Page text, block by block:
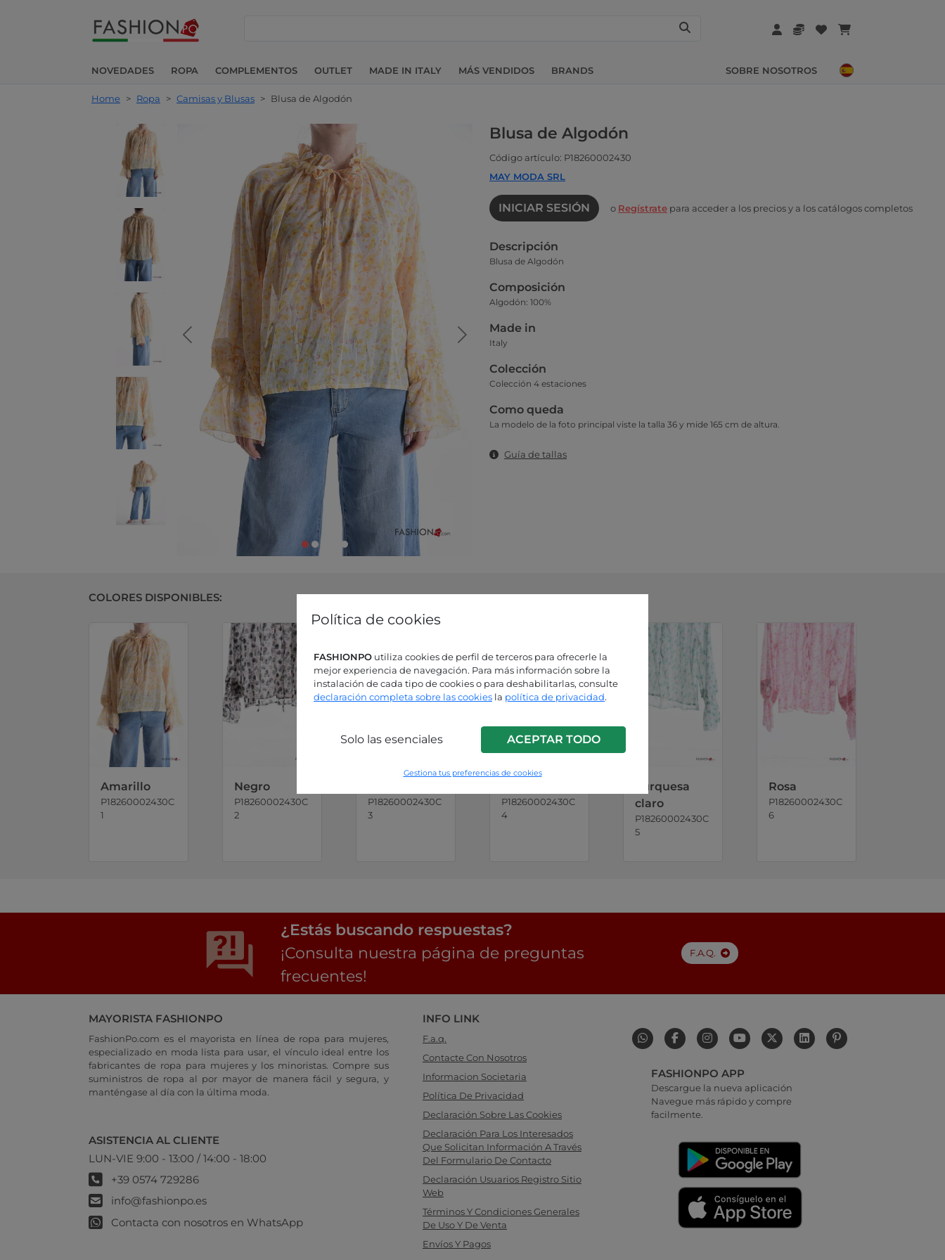
Política de cookies
FASHIONPO utiliza cookies de perfil de terceros para ofrecerle la
mejor experiencia de navegación. Para más información sobre la
instalación de cada tipo de cookies o para deshabilitarlas, consulte
declaración completa sobre las cookies la política de privacidad.
Solo las esenciales ACEPTAR TODO
Gestiona tus preferencias de cookies
NOVEDADES ROPA COMPLEMENTOS OUTLET MADE IN ITALY MÁS VENDIDOS BRANDS SOBRE NOSOTROS
Home > Ropa > Camisas y Blusas > Blusa de Algodón
Blusa de Algodón
Código artículo: P18260002430
MAY MODA SRL
INICIAR SESIÓN o Regístrate para acceder a los precios y a los catálogos completos
Descripción
Blusa de Algodón
Composición
Algodón: 100%
Made in
Italy
Colección
Colección 4 estaciones
Como queda
La modelo de la foto principal viste la talla 36 y mide 165 cm de altura.
Guía de tallas
COLORES DISPONIBLES:
Amarillo
P18260002430C
1
Negro
P18260002430C
2
P18260002430C
3
P18260002430C
4
Turquesa
claro
P18260002430C
5
Rosa
P18260002430C
6
¿Estás buscando respuestas?
¡Consulta nuestra página de preguntas
frecuentes!
F.A.Q.
MAYORISTA FASHIONPO
FashionPo.com es el mayorista en línea de ropa para mujeres,
especializado en moda lista para usar, el vínculo ideal entre los
fabricantes de ropa para mujeres y los minoristas. Compre sus
suministros de ropa al por mayor de manera fácil y segura, y
manténgase al día con la última moda.
ASISTENCIA AL CLIENTE
LUN-VIE 9:00 - 13:00 / 14:00 - 18:00
+39 0574 729286
info@fashionpo.es
Contacta con nosotros en WhatsApp
INFO LINK
F.a.q.
Contacte Con Nosotros
Informacion Societaria
Política De Privacidad
Declaración Sobre Las Cookies
Declaración Para Los Interesados
Que Solicitan Información A Través
Del Formulario De Contacto
Declaración Usuarios Registro Sitio
Web
Términos Y Condiciones Generales
De Uso Y De Venta
Envíos Y Pagos
FASHIONPO APP
Descargue la nueva aplicación
Navegue más rápido y compre
facilmente.